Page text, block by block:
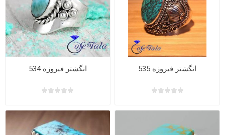
انگشتر فیروزه 534 انگشتر فیروزه 535